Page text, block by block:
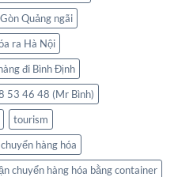
Quảng ngãi
ra Hà Nội
đi Bình Định
53 46 48 (Mr Bình)
tourism
hàng hóa
chuyển hàng hóa bằng container